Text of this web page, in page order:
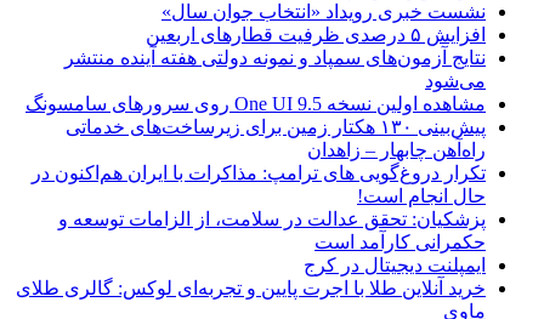
نشست خبری رویداد «انتخاب جوان سال»
افزایش ۵ درصدی ظرفیت قطارهای اربعین
نتایج آزمون‌های سمپاد و نمونه دولتی هفته آینده منتشر
می‌شود
مشاهده اولین نسخه One UI 9.5 روی سرورهای سامسونگ
پیش‌بینی ۱۳۰ هکتار زمین برای زیرساخت‌های خدماتی
راه‌آهن چابهار – زاهدان
تکرار دروغ‌گویی های ترامپ: مذاکرات با ایران هم‌اکنون در
حال انجام است!
پزشکیان: تحقق عدالت در سلامت، از الزامات توسعه و
حکمرانی کارآمد است
ایمپلنت دیجیتال در کرج
خرید آنلاین طلا با اجرت پایین و تجربه‌ای لوکس: گالری طلای
ماوی